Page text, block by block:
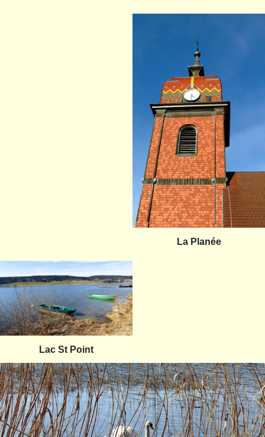
La Planée
Lac St Point